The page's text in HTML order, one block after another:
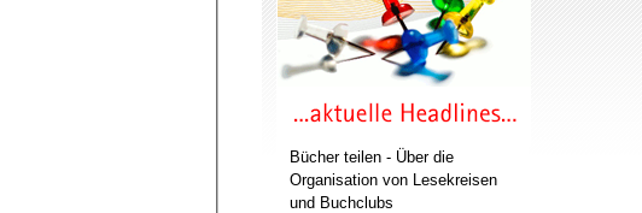
Bücher teilen - Über die
Organisation von Lesekreisen
und Buchclubs